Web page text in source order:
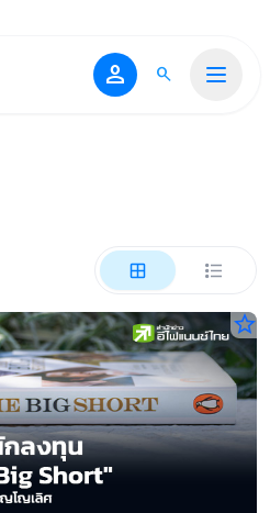
person search
star_border